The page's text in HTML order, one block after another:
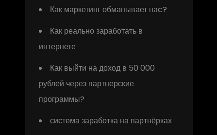
Как маркетинг обманывает наc?
Как реально заработать в
интернете
Как выйти на доход в 50 000
рублей через партнерские
программы?
система заработка на партнёрках